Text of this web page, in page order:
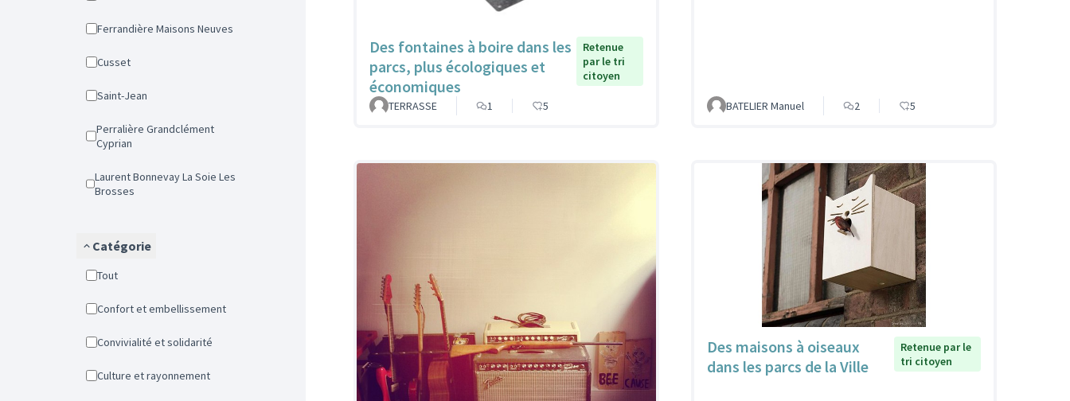
Ferrandière Maisons Neuves
Cusset
Saint-Jean
Perralière Grandclément
Cyprian
Laurent Bonnevay La Soie Les
Brosses
Catégorie
Tout
Confort et embellissement
Convivialité et solidarité
Culture et rayonnement
Des fontaines à boire dans les
parcs, plus écologiques et
économiques
Retenue
par le tri
citoyen
TERRASSE 1 5 BATELIER Manuel 2 5
Des maisons à oiseaux
dans les parcs de la Ville
Retenue par le
tri citoyen